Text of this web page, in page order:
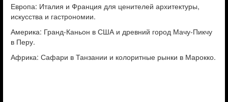
Европа: Италия и Франция для ценителей архитектуры,
искусства и гастрономии.
Америка: Гранд-Каньон в США и древний город Мачу-Пикчу
в Перу.
Африка: Сафари в Танзании и колоритные рынки в Марокко.